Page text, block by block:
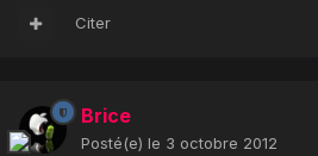
Citer
Brice
Posté(e) le 3 octobre 2012